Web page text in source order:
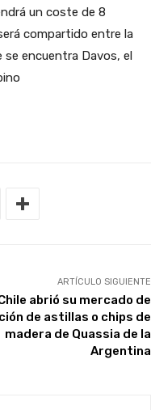
un coste de 8
compartido entre la
encuentra Davos, el
ARTÍCULO SIGUIENTE
abrió su mercado de
de astillas o chips de
madera de Quassia de la
Argentina